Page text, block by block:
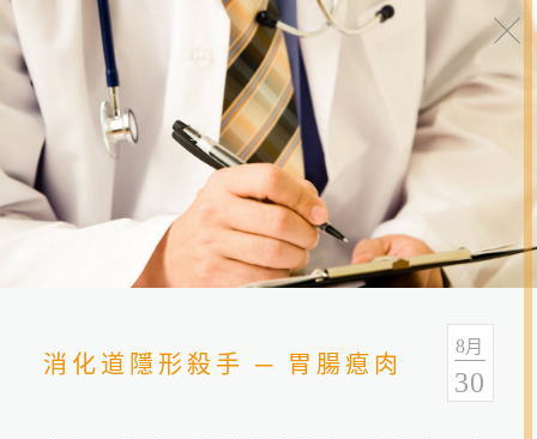
健康报报
分类 全部 健康情报 友善连结
消化道隱形殺手 ─ 胃腸瘜肉
8月
30